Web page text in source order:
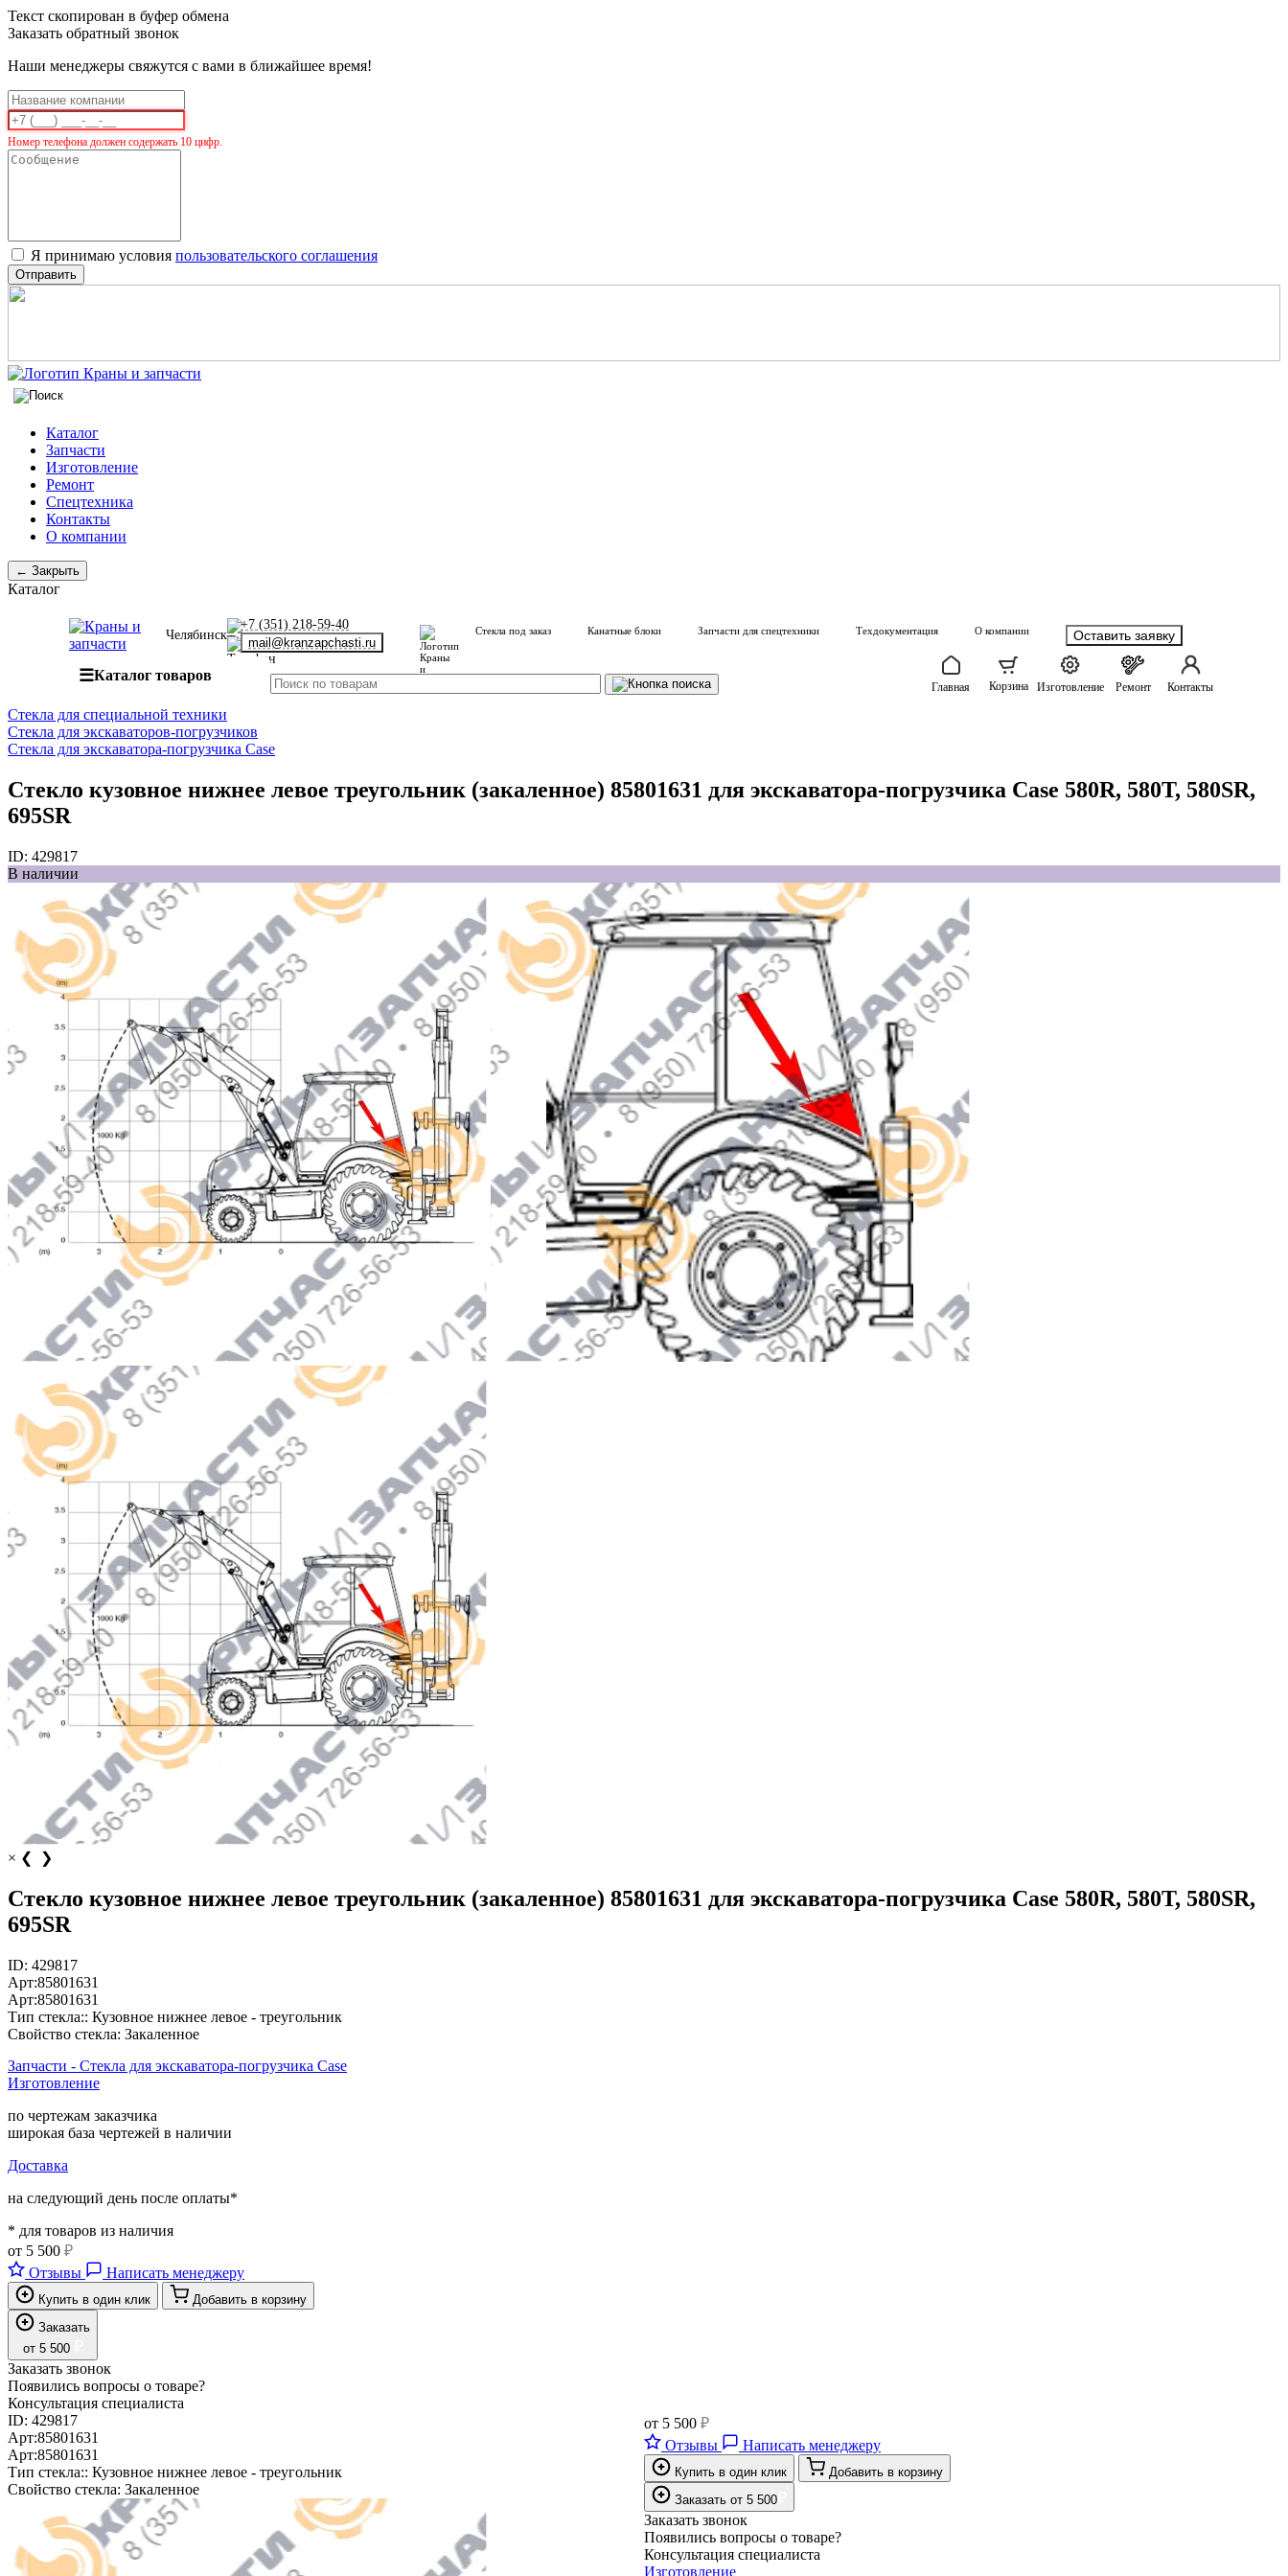
Текст скопирован в буфер обмена
Заказать обратный звонок
Наши менеджеры свяжутся с вами в ближайшее время!
Номер телефона должен содержать 10 цифр.
Я принимаю условия пользовательского соглашения
Отправить
Каталог
Запчасти
Изготовление
Ремонт
Спецтехника
Контакты
О компании
← Закрыть
Каталог
Челябинск
+7 (351) 218-59-40
mail@kranzapchasti.ru
Стекла под заказ Канатные блоки Запчасти для спецтехники Техдокументация О компании Оставить заявку
☰Каталог товаров
Главная Корзина Изготовление Ремонт Контакты
Стекла для специальной техники
Стекла для экскаваторов-погрузчиков
Стекла для экскаватора-погрузчика Case
Стекло кузовное нижнее левое треугольник (закаленное) 85801631 для экскаватора-погрузчика Case 580R, 580T, 580SR,
695SR
ID: 429817
В наличии
× ❮ ❯
Стекло кузовное нижнее левое треугольник (закаленное) 85801631 для экскаватора-погрузчика Case 580R, 580T, 580SR,
695SR
ID: 429817
Арт:85801631
Арт:85801631
Тип стекла:: Кузовное нижнее левое - треугольник
Свойство стекла: Закаленное
Запчасти - Стекла для экскаватора-погрузчика Case
Изготовление
по чертежам заказчика
широкая база чертежей в наличии
Доставка
на следующий день после оплаты*
* для товаров из наличия
от 5 500 ₽
Отзывы
Написать менеджеру
Купить в один клик
Добавить в корзину
Заказать
от 5 500
Заказать звонок
Появились вопросы о товаре?
Консультация специалиста
ID: 429817
Арт:85801631
Арт:85801631
Тип стекла:: Кузовное нижнее левое - треугольник
Свойство стекла: Закаленное
от 5 500 ₽
Отзывы
Написать менеджеру
Купить в один клик
Добавить в корзину
Заказать от 5 500
Заказать звонок
Появились вопросы о товаре?
Консультация специалиста
Изготовление